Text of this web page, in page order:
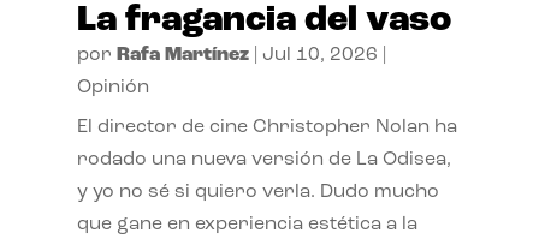
La fragancia del vaso
por Rafa Martínez| Jul 10, 2026
Opinión
El director de cine Christopher Nolan ha
rodado una nueva versión de La Odisea,
y yo no sé si quiero verla. Dudo mucho
que gane en experiencia estética a la